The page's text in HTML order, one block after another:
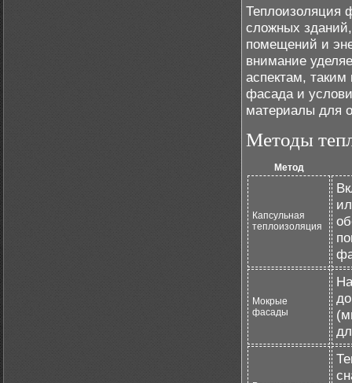
Теплоизоляция
сложных
помещений и
внимание
аспектам, таким
фасада и
материалы для
Методы
Метод
Капсульная
теплоизоляция
Мокрые
фасады